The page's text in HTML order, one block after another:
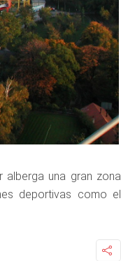
alberga una gran zona
deportivas como el